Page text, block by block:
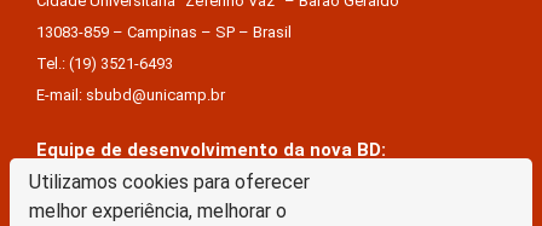
Utilizamos cookies para oferecer
melhor experiência, melhorar o
13083-859 – Campinas – SP – Brasil
Tel.: (19) 3521-6493
E-mail: sbubd@unicamp.br
Equipe de desenvolvimento da nova BD:
Keite Aparecida Duarte
Márcio Vinícius De Jesus Almeida